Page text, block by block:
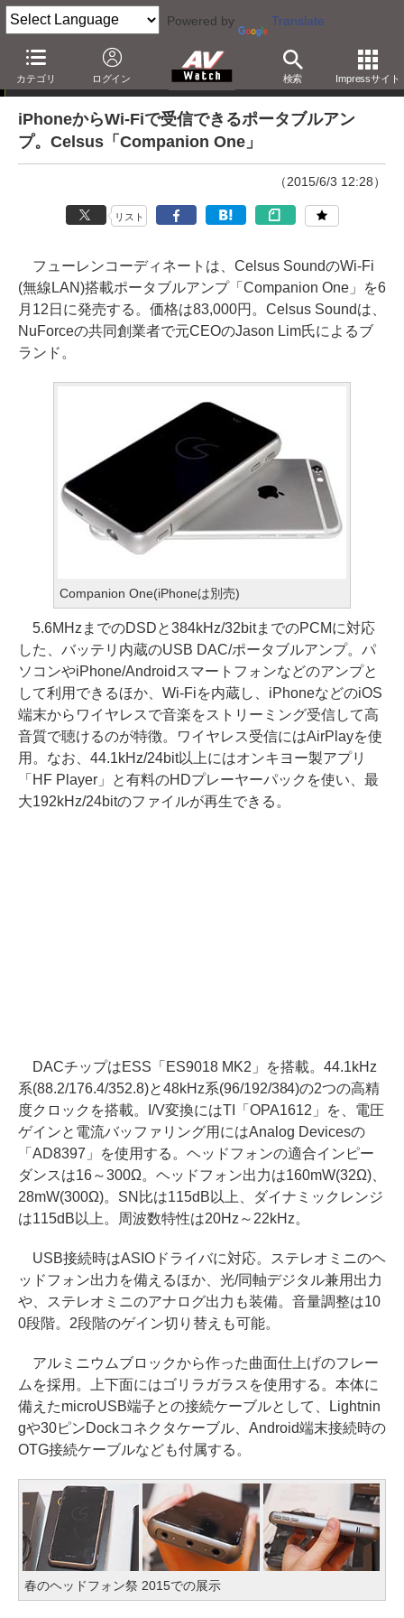
Powered by Translate
カテゴリ ログイン 検索 Impressサイト
ニュース
iPhoneからWi-Fiで受信できるポータブルアン
プ。Celsus「Companion One」
（2015/6/3 12:28）
リスト
フューレンコーディネートは、Celsus SoundのWi-Fi
(無線LAN)搭載ポータブルアンプ「Companion One」を6
月12日に発売する。価格は83,000円。Celsus Soundは、
NuForceの共同創業者で元CEOのJason Lim氏によるブ
ランド。
Companion One(iPhoneは別売)
5.6MHzまでのDSDと384kHz/32bitまでのPCMに対応
した、バッテリ内蔵のUSB DAC/ポータブルアンプ。パ
ソコンやiPhone/Androidスマートフォンなどのアンプと
して利用できるほか、Wi-Fiを内蔵し、iPhoneなどのiOS
端末からワイヤレスで音楽をストリーミング受信して高
音質で聴けるのが特徴。ワイヤレス受信にはAirPlayを使
用。なお、44.1kHz/24bit以上にはオンキヨー製アプリ
「HF Player」と有料のHDプレーヤーパックを使い、最
大192kHz/24bitのファイルが再生できる。
DACチップはESS「ES9018 MK2」を搭載。44.1kHz
系(88.2/176.4/352.8)と48kHz系(96/192/384)の2つの高精
度クロックを搭載。I/V変換にはTI「OPA1612」を、電圧
ゲインと電流バッファリング用にはAnalog Devicesの
「AD8397」を使用する。ヘッドフォンの適合インピー
ダンスは16～300Ω。ヘッドフォン出力は160mW(32Ω)、
28mW(300Ω)。SN比は115dB以上、ダイナミックレンジ
は115dB以上。周波数特性は20Hz～22kHz。
USB接続時はASIOドライバに対応。ステレオミニのヘ
ッドフォン出力を備えるほか、光/同軸デジタル兼用出力
や、ステレオミニのアナログ出力も装備。音量調整は10
0段階。2段階のゲイン切り替えも可能。
アルミニウムブロックから作った曲面仕上げのフレー
ムを採用。上下面にはゴリラガラスを使用する。本体に
備えたmicroUSB端子との接続ケーブルとして、Lightnin
gや30ピンDockコネクタケーブル、Android端末接続時の
OTG接続ケーブルなども付属する。
春のヘッドフォン祭 2015での展示